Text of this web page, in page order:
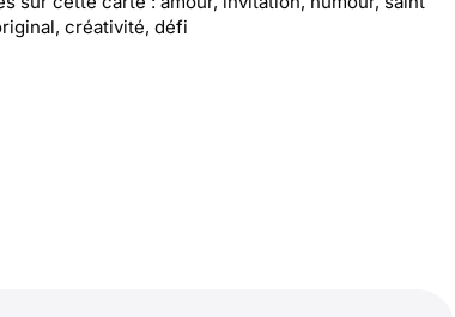
créativité, défi